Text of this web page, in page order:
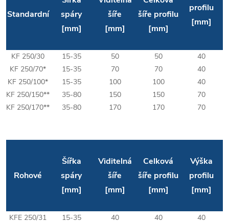
Standardní
spáry
[mm]
šíře
[mm]
šíře profilu
[mm]
profilu
[mm]
KF 250/30 15-35 50 50
40
KF 250/70*
15-35 70 70
40
KF 250/100*
15-35 100 100
40
KF 250/150**
35-80 150 150
70
KF 250/170**
35-80 170 170 70
Rohové
Šířka
spáry
[mm]
Viditelná
šíře
[mm]
Celková
šíře profilu
[mm]
Výška
profilu
[mm]
KFE 250/31 15-35 40 40
40